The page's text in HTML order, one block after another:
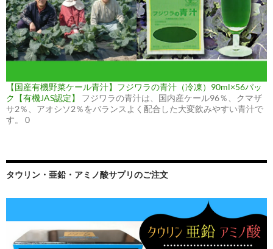
【国産有機野菜ケール青汁】フジワラの青汁（冷凍）90ml×56パッ
ク【有機JAS認定】
フジワラの青汁は、国内産ケール96％、クマザ
サ2％、アオシソ2％をバランスよく配合した大変飲みやすい青汁で
す。 0
タウリン・亜鉛・アミノ酸サプリのご注文